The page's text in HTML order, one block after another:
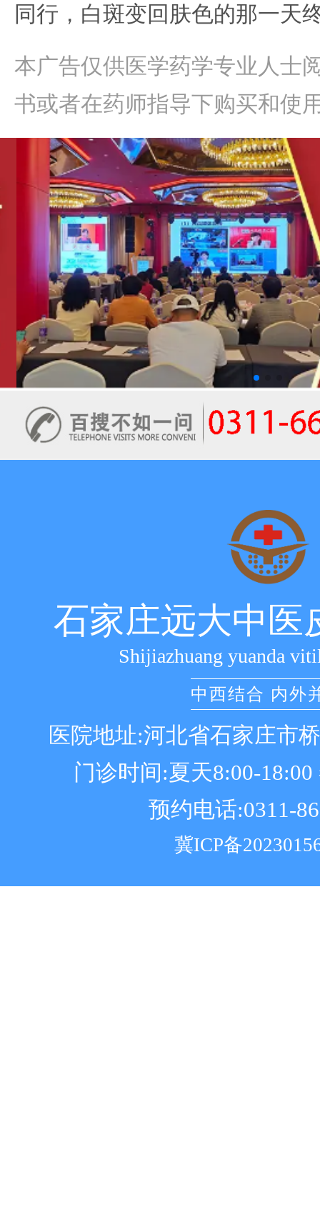
同行，白斑变回肤色的那一天
本广告仅供医学药学专业人士
书或者在药师指导下购买和使
石家庄远大中医
Shijiazhuang yuanda
中西结合 内外
医院地址:河北省石家庄市
门诊时间:夏天8:00-18:00
预约电话:0311-
冀ICP备